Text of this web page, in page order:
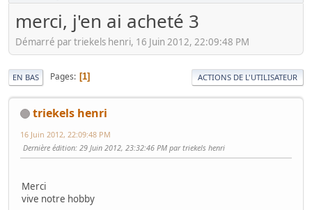
merci, j'en ai acheté 3
Démarré par triekels henri, 16 Juin 2012, 22:09:48 PM
EN BAS Pages 1 ACTIONS DE L'UTILISATEUR
triekels henri
16 Juin 2012, 22:09:48 PM
Dernière édition: 29 Juin 2012, 23:32:46 PM par triekels henri
Merci
vive notre hobby